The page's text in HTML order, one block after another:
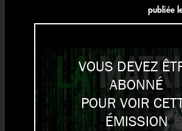
publiée
VOUS DEVEZ
ABONNÉ
POUR VOIR
ÉMISSION